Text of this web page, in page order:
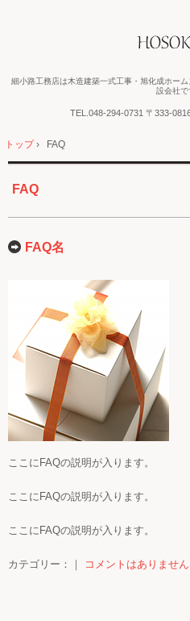
細小路工務店は木造建築一式工事・旭化成ホー
設会社で
TEL. 048-294-0731 〒333-
トップ› FAQ
FAQ
FAQ名
ここにFAQの説明が入ります。
ここにFAQの説明が入ります。
ここにFAQの説明が入ります。
カテゴリー：｜ コメントはありません